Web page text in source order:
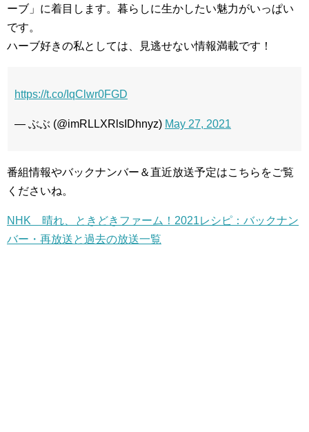
ーブ」に着目します。暮らしに生かしたい魅力がいっぱい
です。
ハーブ好きの私としては、見逃せない情報満載です！
https://t.co/IqClwr0FGD
— ぶぶ (@imRLLXRlsIDhnyz) May 27, 2021
番組情報やバックナンバー＆直近放送予定はこちらをご覧
くださいね。
NHK 晴れ、ときどきファーム！2021レシピ：バックナン
バー・再放送と過去の放送一覧